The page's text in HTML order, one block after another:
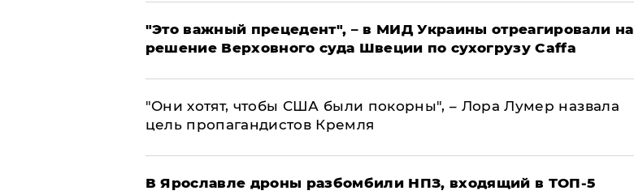
"Это важный прецедент", – в МИД Украины отреагировали на
решение Верховного суда Швеции по сухогрузу Caffa
"Они хотят, чтобы США были покорны", – Лора Лумер назвала
цель пропагандистов Кремля
В Ярославле дроны разбомбили НПЗ, входящий в ТОП-5